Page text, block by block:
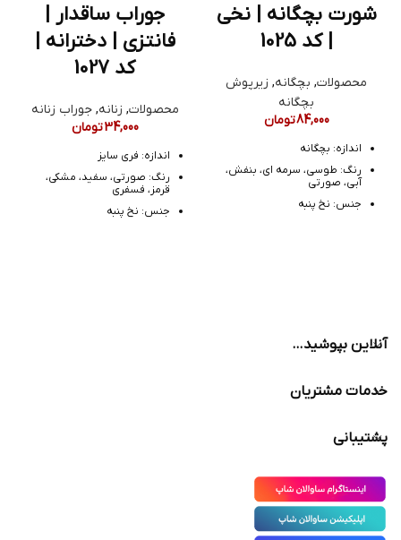
شورت بچگانه | نخی
| کد 1025
محصولات, بچگانه, زیرپوش
بچگانه
84,000تومان
اندازه: بچگانه
رنگ: طوسی، سرمه ای، بنفش،
آبی، صورتی
جنس: نخ پنبه
جوراب ساقدار |
فانتزی | دخترانه |
کد 1027
محصولات, زنانه,جوراب زنانه
34,000تومان
اندازه: فری سایز
رنگ: صورتی، سفید، مشکی،
قرمز، فسفری
جنس: نخ پنبه
آنلاین بپوشید…
خدمات مشتریان
پشتیبانی